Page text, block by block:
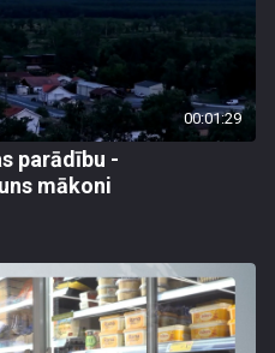
00:01:29
parādību -
mākoni